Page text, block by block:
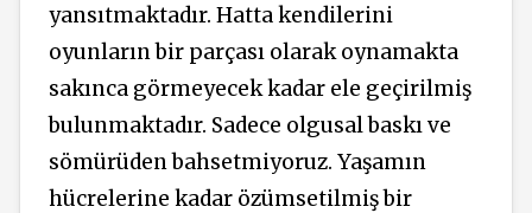
yansıtmaktadır. Hatta kendilerini
oyunların bir parçası olarak oynamakta
sakınca görmeyecek kadar ele geçirilmiş
bulunmaktadır. Sadece olgusal baskı ve
sömürüden bahsetmiyoruz. Yaşamın
hücrelerine kadar özümsetilmiş bir